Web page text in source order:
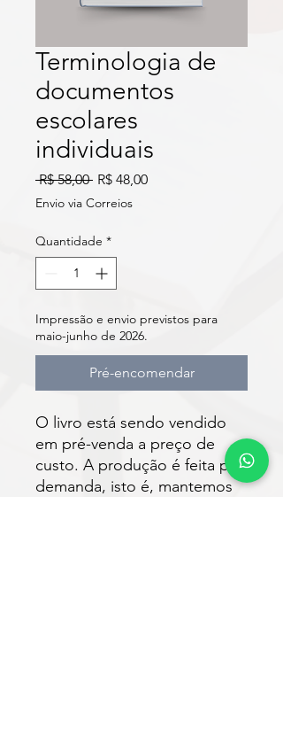
Terminologia de
documentos
escolares
individuais
R$ 58,00 Preço
normal
R$ 48,00Preço
Envio via Correios
Quantidade *
Impressão e envio previstos para
maio-junho de 2026.
Pré-encomendar
O livro está sendo vendido
em pré-venda a preço de
custo. A produção é feita por
demanda, isto é, mantemos